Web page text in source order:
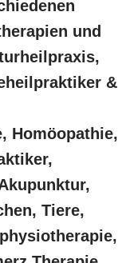
und
&
‎Homöopathie,
Tiere,